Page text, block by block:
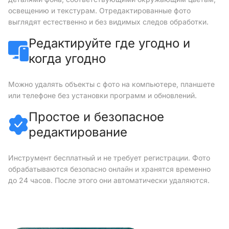
освещению и текстурам. Отредактированные фото
выглядят естественно и без видимых следов обработки.
Редактируйте где угодно и
когда угодно
Можно удалять объекты с фото на компьютере, планшете
или телефоне без установки программ и обновлений.
Простое и безопасное
редактирование
Инструмент бесплатный и не требует регистрации. Фото
обрабатываются безопасно онлайн и хранятся временно
до 24 часов. После этого они автоматически удаляются.